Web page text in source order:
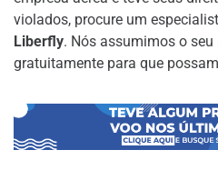
violados, procure um
Liberfly. Nós assumimos o
gratuitamente para que